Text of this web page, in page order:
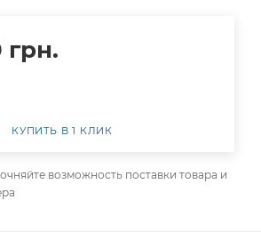
грн.
КУПИТЬ В 1 КЛИК
возможность поставки товара и